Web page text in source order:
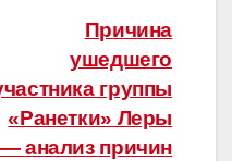
Причина
ушедшего
группы
«Ранетки» Леры
— анализ причин